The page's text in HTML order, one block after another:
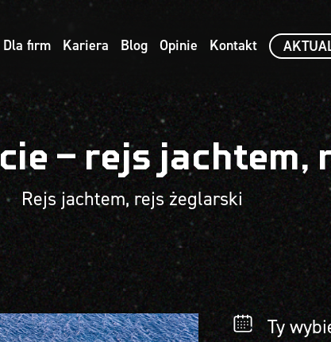
Dla firm Kariera Blog Opinie Kontakt
– rejs jachtem,
Rejs jachtem, rejs żeglarski
Ty